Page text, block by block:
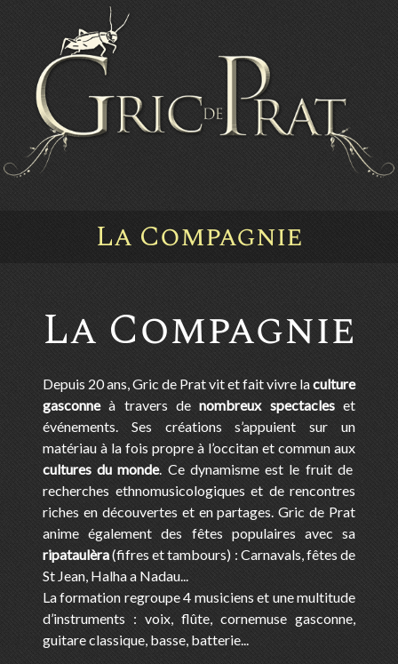
La Compagnie
La Compagnie
Depuis 20 ans, Gric de Prat vit et fait vivre laculture
gasconneà travers denombreux spectacleset
événements. Ses créations s’appuient sur un
matériau à la fois propre à l’occitan et commun aux
cultures du monde. Ce dynamisme est le fruit de
recherches ethnomusicologiques et de rencontres
riches en découvertes et en partages. Gric de Prat
anime également des fêtes populaires avec sa
ripataulèra(fifres et tambours) : Carnavals, fêtes de
St Jean, Halha a Nadau...
La formation regroupe 4 musiciens et une multitude
d’instruments : voix, flûte, cornemuse gasconne,
guitare classique, basse, batterie...